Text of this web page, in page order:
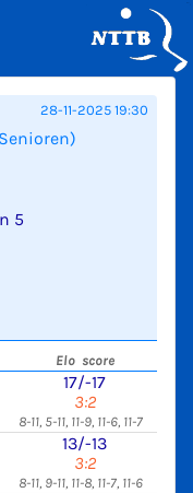
28-11-2025 19:30
5
Elo score
17/-17
3:2
8-11, 5-11, 11-9, 11-6, 11-7
13/-13
3:2
8-11, 9-11, 11-8, 11-7, 11-6